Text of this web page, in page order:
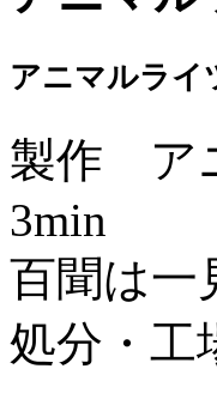
アニマルラ
製作 ア
3min
百聞は一
処分・工